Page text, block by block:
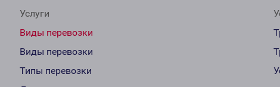
Услуги
Виды перевозки
Виды перевозки
Типы перевозки